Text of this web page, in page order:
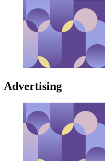
Advertising